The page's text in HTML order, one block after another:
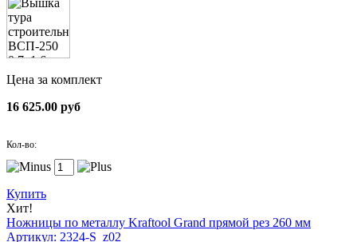
Цена за комплект
16 625.00 руб
Кол-во:
Купить
Хит!
Ножницы по металлу Kraftool Grand прямой рез 260 мм
Артикул: 2324-S_z02